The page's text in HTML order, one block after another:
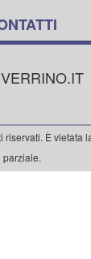
riservati. È vietata
parziale.